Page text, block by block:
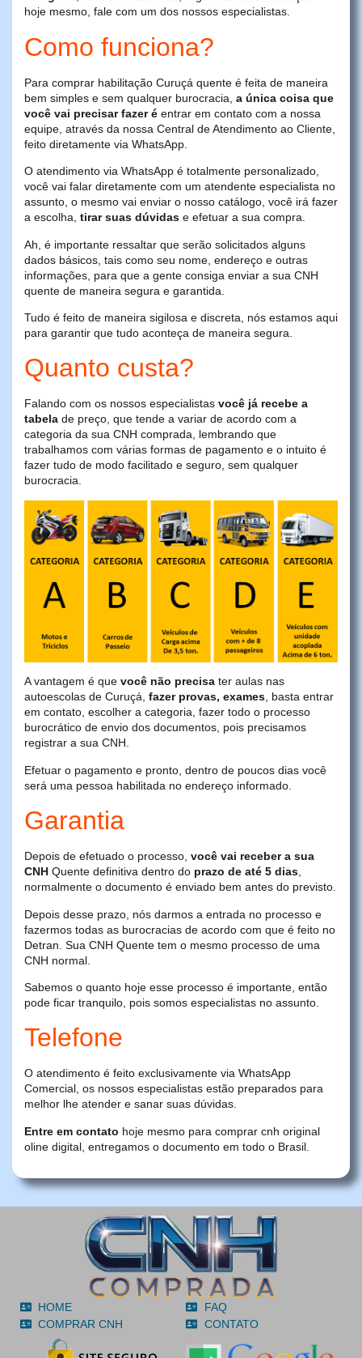
hoje mesmo, fale com um dos nossos especialistas.
Como funciona?
Para comprar habilitação Curuçá quente é feita de maneira
bem simples e sem qualquer burocracia, a única coisa que
você vai precisar fazer é entrar em contato com a nossa
equipe, através da nossa Central de Atendimento ao Cliente,
feito diretamente via WhatsApp.
O atendimento via WhatsApp é totalmente personalizado,
você vai falar diretamente com um atendente especialista no
assunto, o mesmo vai enviar o nosso catálogo, você irá fazer
a escolha, tirar suas dúvidas e efetuar a sua compra.
Ah, é importante ressaltar que serão solicitados alguns
dados básicos, tais como seu nome, endereço e outras
informações, para que a gente consiga enviar a sua CNH
quente de maneira segura e garantida.
Tudo é feito de maneira sigilosa e discreta, nós estamos aqui
para garantir que tudo aconteça de maneira segura.
Quanto custa?
Falando com os nossos especialistas você já recebe a
tabela de preço, que tende a variar de acordo com a
categoria da sua CNH comprada, lembrando que
trabalhamos com várias formas de pagamento e o intuito é
fazer tudo de modo facilitado e seguro, sem qualquer
burocracia.
A vantagem é que você não precisa ter aulas nas
autoescolas de Curuçá, fazer provas, exames, basta entrar
em contato, escolher a categoria, fazer todo o processo
burocrático de envio dos documentos, pois precisamos
registrar a sua CNH.
Efetuar o pagamento e pronto, dentro de poucos dias você
será uma pessoa habilitada no endereço informado.
Garantia
Depois de efetuado o processo, você vai receber a sua
CNH Quente definitiva dentro do prazo de até 5 dias,
normalmente o documento é enviado bem antes do previsto.
Depois desse prazo, nós darmos a entrada no processo e
fazermos todas as burocracias de acordo com que é feito no
Detran. Sua CNH Quente tem o mesmo processo de uma
CNH normal.
Sabemos o quanto hoje esse processo é importante, então
pode ficar tranquilo, pois somos especialistas no assunto.
Telefone
O atendimento é feito exclusivamente via WhatsApp
Comercial, os nossos especialistas estão preparados para
melhor lhe atender e sanar suas dúvidas.
Entre em contato hoje mesmo para comprar cnh original
oline digital, entregamos o documento em todo o Brasil.
HOME
COMPRAR CNH
FAQ
CONTATO